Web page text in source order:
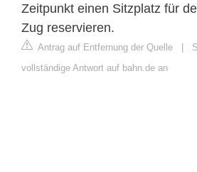
Zeitpunkt einen Sitzplatz für
Zug reservieren.
Antrag auf Entfernung der Quelle |
vollständige Antwort auf bahn.de an